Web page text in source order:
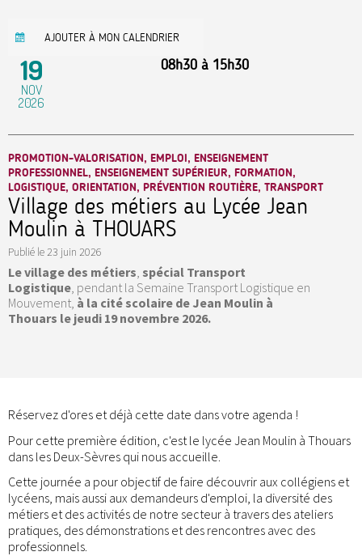
AJOUTER À MON CALENDRIER
19
NOV
2026
08h30 à 15h30
PROMOTION-VALORISATION, EMPLOI, ENSEIGNEMENT
PROFESSIONNEL, ENSEIGNEMENT SUPÉRIEUR, FORMATION,
LOGISTIQUE, ORIENTATION, PRÉVENTION ROUTIÈRE, TRANSPORT
Village des métiers au Lycée Jean
Moulin à THOUARS
Publié le 23 juin 2026
Le village des métiers, spécial Transport
Logistique, pendant la Semaine Transport Logistique en
Mouvement, à la cité scolaire de Jean Moulin à
Thouars le jeudi 19 novembre 2026.
Réservez d'ores et déjà cette date dans votre agenda !
Pour cette première édition, c'est le lycée Jean Moulin à Thouars
dans les Deux-Sèvres qui nous accueille.
Cette journée a pour objectif de faire découvrir aux collégiens et
lycéens, mais aussi aux demandeurs d'emploi, la diversité des
métiers et des activités de notre secteur à travers des ateliers
pratiques, des démonstrations et des rencontres avec des
professionnels.